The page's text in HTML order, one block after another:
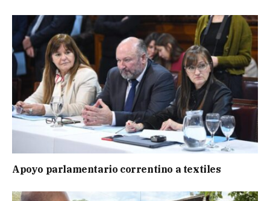
Apoyo parlamentario correntino a textiles